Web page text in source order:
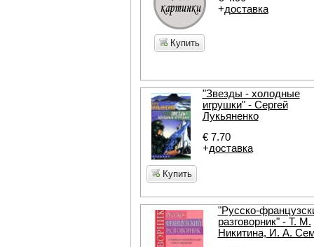
Купить
+доставка
Купить
"Звезды - холодные
игрушки" - Сергей
Лукьяненко
€ 7.70
+доставка
"Русско-
разговорник" - Т. М.
Никитина, И. А.